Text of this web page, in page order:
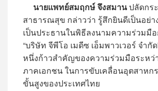
นายแพทย์สมฤกษ์ จึงสมานปลัดกร
สาธารณสุข กล่าวว่า รู้สึกยินดีเป็นอย่า
เป็นประธานในพิธีลงนามความร่วมมื
“บริษัท จีพีโอ เมดีซ เอ็มพาวเวอร์ จำกั
หนึ่งก้าวสำคัญของความร่วมมือระหว่
ภาคเอกชน ในการขับเคลื่อนอุตสาหก
ขั้นสูงของประเทศไทย